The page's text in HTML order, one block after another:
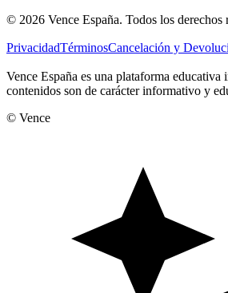
© 2026 Vence España. Todos los derechos
PrivacidadTérminosCancelación y
Vence España es una plataforma educativa
contenidos son de carácter informativo y
© Vence